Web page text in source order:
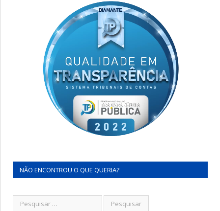
NÃO ENCONTROU O QUE QUERIA?